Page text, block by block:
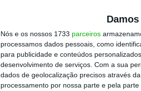
Nós e os nossos 1733 parceiros
processamos dados pessoais, como
para publicidade e conteúdos
desenvolvimento de serviços. Com a sua
dados de geolocalização precisos através
processamento por nossa parte e pela
Especialização – Promover a
para a qualificação do
economia;
Investigação – Garantir as
a participação activa em